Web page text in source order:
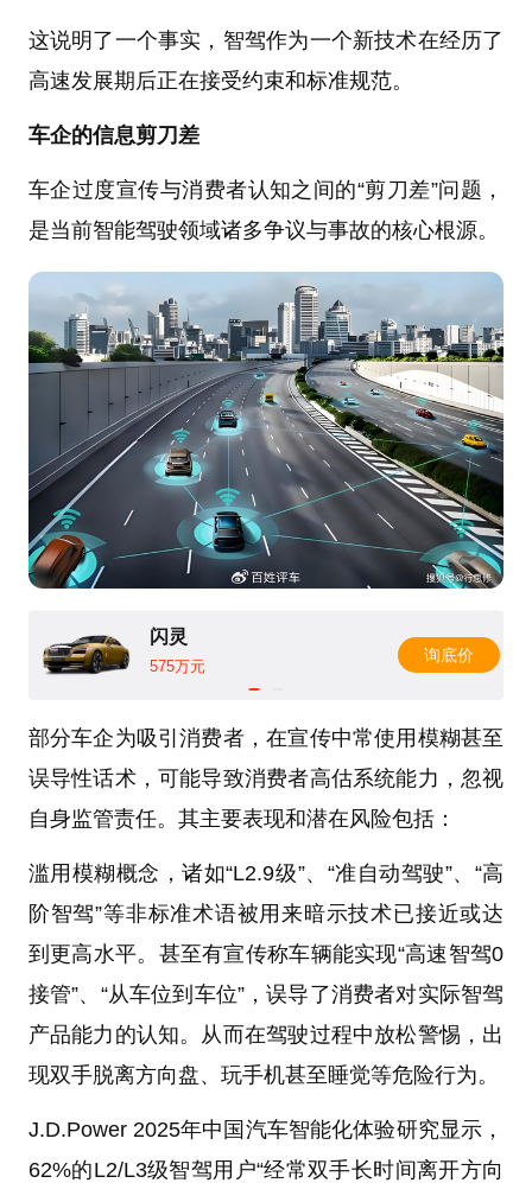
这说明了一个事实，智驾作为一个新技术在经历了
高速发展期后正在接受约束和标准规范。
车企的信息剪刀差
车企过度宣传与消费者认知之间的“剪刀差”问题，
是当前智能驾驶领域诸多争议与事故的核心根源。
闪灵
575万元
询底价
部分车企为吸引消费者，在宣传中常使用模糊甚至
误导性话术，可能导致消费者高估系统能力，忽视
自身监管责任。其主要表现和潜在风险包括：
滥用模糊概念，诸如“L2.9级”、“准自动驾驶”、“高
阶智驾”等非标准术语被用来暗示技术已接近或达
到更高水平。甚至有宣传称车辆能实现“高速智驾0
接管”、“从车位到车位”，误导了消费者对实际智驾
产品能力的认知。从而在驾驶过程中放松警惕，出
现双手脱离方向盘、玩手机甚至睡觉等危险行为。
J.D.Power 2025年中国汽车智能化体验研究显示，
62%的L2/L3级智驾用户“经常双手长时间离开方向